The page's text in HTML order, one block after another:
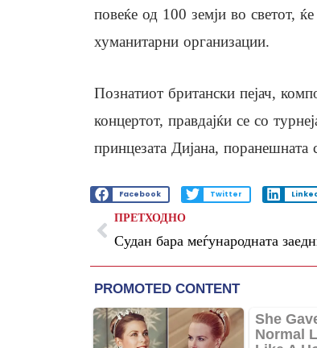
повеќе од 100 земји во светот,
хуманитарни организации.
Познатиот британски пејач,
концертот, правдајќи се со
принцезата Дијана, поранешната
Facebook Twitter
ПРЕТХОДНО